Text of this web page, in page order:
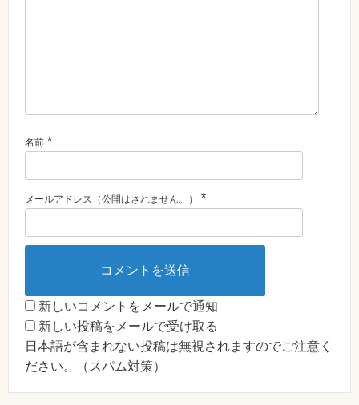
名前 *
メールアドレス（公開はされません。） *
新しいコメントをメールで通知
新しい投稿をメールで受け取る
日本語が含まれない投稿は無視されますのでご注意く
ださい。（スパム対策）